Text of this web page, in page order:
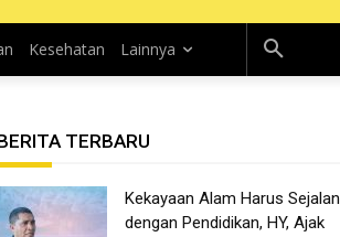
Kesehatan Lainnya
TERBARU
Kekayaan Alam Harus Sejalan
dengan Pendidikan, HY, Ajak